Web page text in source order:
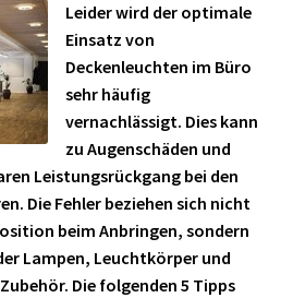
Leider wird der optimale
Einsatz von
Deckenleuchten im Büro
sehr häufig
vernachlässigt. Dies kann
zu Augenschäden und
Leistungsrückgang bei den
Die Fehler beziehen sich nicht
beim Anbringen, sondern
Lampen, Leuchtkörper und
Die folgenden 5 Tipps